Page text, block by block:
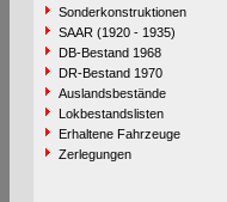
Sonderkonstruktionen
SAAR (1920 - 1935)
DB-Bestand 1968
DR-Bestand 1970
Auslandsbestände
Lokbestandslisten
Erhaltene Fahrzeuge
Zerlegungen